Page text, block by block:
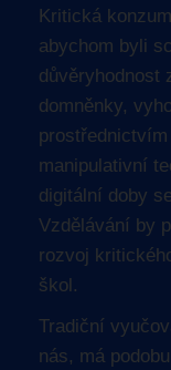
Kritická
abychom byli
důvěryhodnost
domněnky,
manipulativní
digitální doby
Vzdělávání by
rozvoj
škol.
Tradiční
nás, má